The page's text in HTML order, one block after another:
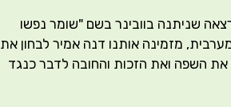
שניתנה בוובינר בשם "שומר נפשו
מזמינה אותנו דנה אמיר לבחון את
השפה ואת הזכות והחובה לדבר כנגד